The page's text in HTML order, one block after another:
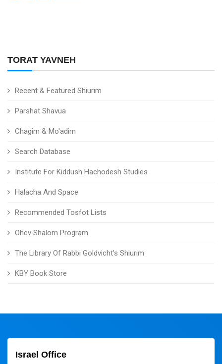
TORAT YAVNEH
Recent & Featured Shiurim
Parshat Shavua
Chagim & Mo'adim
Search Database
Institute For Kiddush Hachodesh Studies
Halacha And Space
Recommended Tosfot Lists
Ohev Shalom Program
The Library Of Rabbi Goldvicht's Shiurim
KBY Book Store
Israel Office